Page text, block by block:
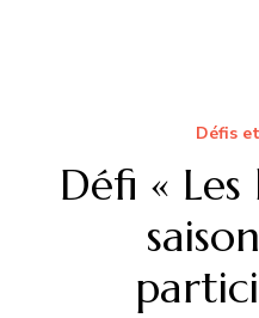
Défis
Défi «